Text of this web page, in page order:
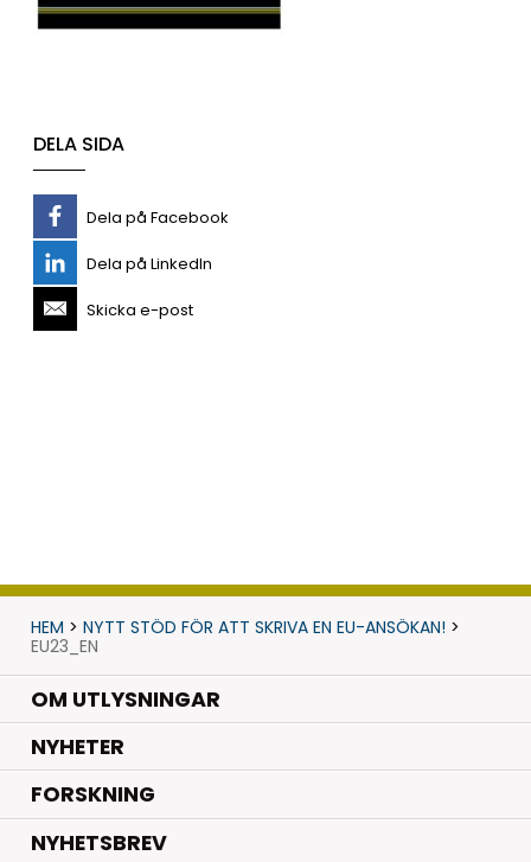
DELA SIDA
Dela på Facebook
Dela på LinkedIn
Skicka e-post
HEM > NYTT STÖD FÖR ATT SKRIVA EN EU-ANSÖKAN! >
EU23_EN
OM UTLYSNINGAR
NYHETER.
FORSKNING.
NYHETSBREV